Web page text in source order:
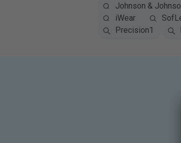
Johnson &
iWear
Precision1